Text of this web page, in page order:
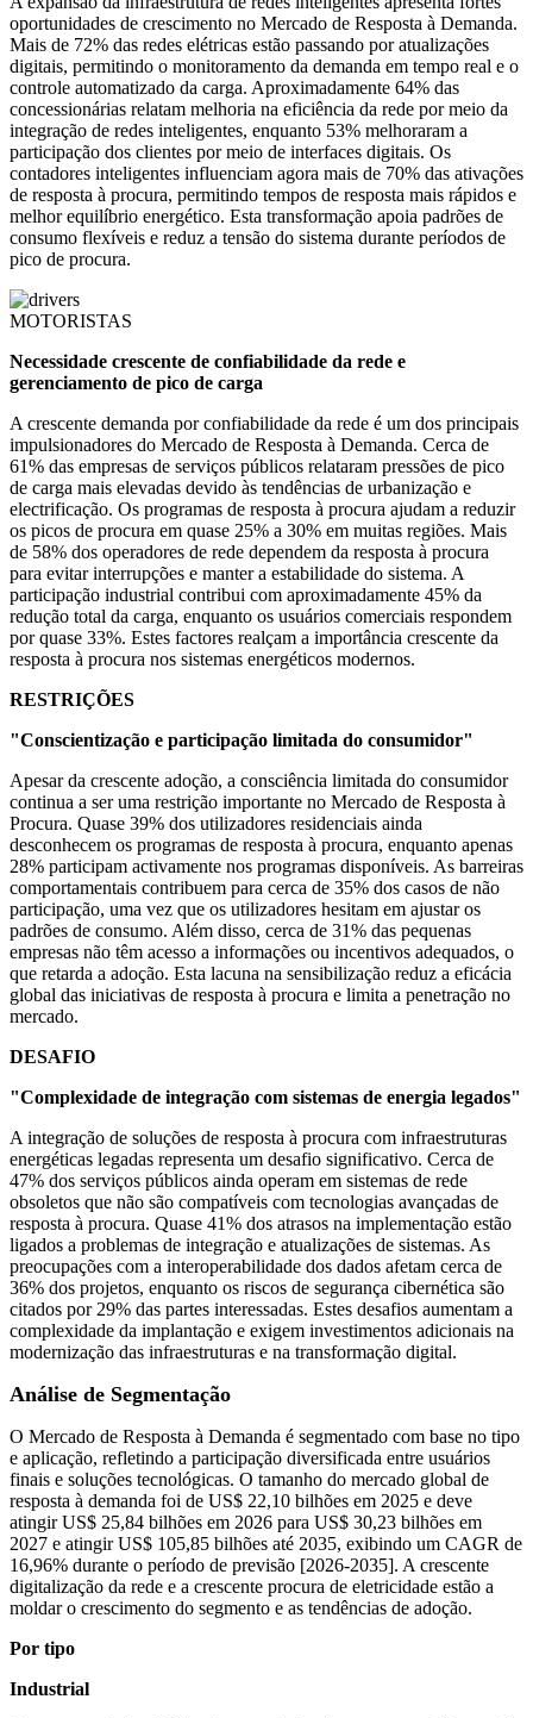
oportunidades de crescimento no Mercado de Resposta à Demanda.
Mais de 72% das redes elétricas estão passando por atualizações
digitais, permitindo o monitoramento da demanda em tempo real e o
controle automatizado da carga. Aproximadamente 64% das
concessionárias relatam melhoria na eficiência da rede por meio da
integração de redes inteligentes, enquanto 53% melhoraram a
participação dos clientes por meio de interfaces digitais. Os
contadores inteligentes influenciam agora mais de 70% das ativações
de resposta à procura, permitindo tempos de resposta mais rápidos e
melhor equilíbrio energético. Esta transformação apoia padrões de
consumo flexíveis e reduz a tensão do sistema durante períodos de
pico de procura.
MOTORISTAS
Necessidade crescente de confiabilidade da rede e
gerenciamento de pico de carga
A crescente demanda por confiabilidade da rede é um dos principais
impulsionadores do Mercado de Resposta à Demanda. Cerca de
61% das empresas de serviços públicos relataram pressões de pico
de carga mais elevadas devido às tendências de urbanização e
electrificação. Os programas de resposta à procura ajudam a reduzir
os picos de procura em quase 25% a 30% em muitas regiões. Mais
de 58% dos operadores de rede dependem da resposta à procura
para evitar interrupções e manter a estabilidade do sistema. A
participação industrial contribui com aproximadamente 45% da
redução total da carga, enquanto os usuários comerciais respondem
por quase 33%. Estes factores realçam a importância crescente da
resposta à procura nos sistemas energéticos modernos.
RESTRIÇÕES
"Conscientização e participação limitada do consumidor"
Apesar da crescente adoção, a consciência limitada do consumidor
continua a ser uma restrição importante no Mercado de Resposta à
Procura. Quase 39% dos utilizadores residenciais ainda
desconhecem os programas de resposta à procura, enquanto apenas
28% participam activamente nos programas disponíveis. As barreiras
comportamentais contribuem para cerca de 35% dos casos de não
participação, uma vez que os utilizadores hesitam em ajustar os
padrões de consumo. Além disso, cerca de 31% das pequenas
empresas não têm acesso a informações ou incentivos adequados, o
que retarda a adoção. Esta lacuna na sensibilização reduz a eficácia
global das iniciativas de resposta à procura e limita a penetração no
mercado.
DESAFIO
"Complexidade de integração com sistemas de energia legados"
A integração de soluções de resposta à procura com infraestruturas
energéticas legadas representa um desafio significativo. Cerca de
47% dos serviços públicos ainda operam em sistemas de rede
obsoletos que não são compatíveis com tecnologias avançadas de
resposta à procura. Quase 41% dos atrasos na implementação estão
ligados a problemas de integração e atualizações de sistemas. As
preocupações com a interoperabilidade dos dados afetam cerca de
36% dos projetos, enquanto os riscos de segurança cibernética são
citados por 29% das partes interessadas. Estes desafios aumentam a
complexidade da implantação e exigem investimentos adicionais na
modernização das infraestruturas e na transformação digital.
Análise de Segmentação
O Mercado de Resposta à Demanda é segmentado com base no tipo
e aplicação, refletindo a participação diversificada entre usuários
finais e soluções tecnológicas. O tamanho do mercado global de
resposta à demanda foi de US$ 22,10 bilhões em 2025 e deve
atingir US$ 25,84 bilhões em 2026 para US$ 30,23 bilhões em
2027 e atingir US$ 105,85 bilhões até 2035, exibindo um CAGR de
16,96% durante o período de previsão [2026-2035]. A crescente
digitalização da rede e a crescente procura de eletricidade estão a
moldar o crescimento do segmento e as tendências de adoção.
Por tipo
Industrial